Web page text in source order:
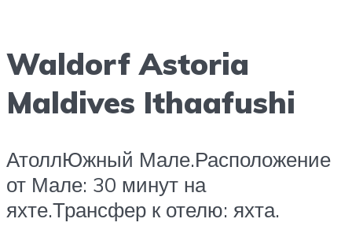
Waldorf Astoria
Maldives Ithaafushi
АтоллЮжный Мале.Расположение
от Мале: 30 минут на
яхте.Трансфер к отелю: яхта.